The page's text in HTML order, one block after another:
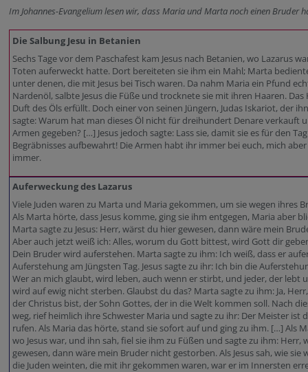
Im Johannes-Evangelium lesen wir, dass Maria und Marta noch einen Bruder
Die Salbung Jesu in Betanien
Sechs Tage vor dem Paschafest kam Jesus nach Betanien, wo Lazarus
Toten auferweckt hatte. Dort bereiteten sie ihm ein Mahl; Marta
unter denen, die mit Jesus bei Tisch waren. Da nahm Maria ein Pfund
Nardenöl, salbte Jesus die Füße und trocknete sie mit ihren Haaren.
Duft des Öls erfüllt. Doch einer von seinen Jüngern, Judas Iskariot, der
sagte: Warum hat man dieses Öl nicht für dreihundert Denare verkauft
Armen gegeben? […] Jesus jedoch sagte: Lass sie, damit sie es für den
Begräbnisses aufbewahrt! Die Armen habt ihr immer bei euch, mich
immer.
Auferweckung des Lazarus
Viele Juden waren zu Marta und Maria gekommen, um sie wegen ihres
Als Marta hörte, dass Jesus komme, ging sie ihm entgegen, Maria aber
Marta sagte zu Jesus: Herr, wärst du hier gewesen, dann wäre mein
Aber auch jetzt weiß ich: Alles, worum du Gott bittest, wird Gott dir
Dein Bruder wird auferstehen. Marta sagte zu ihm: Ich weiß, dass er
Auferstehung am Jüngsten Tag. Jesus sagte zu ihr: Ich bin die
Wer an mich glaubt, wird leben, auch wenn er stirbt, und jeder, der lebt
wird auf ewig nicht sterben. Glaubst du das? Marta sagte zu ihm: Ja,
der Christus bist, der Sohn Gottes, der in die Welt kommen soll. Nach
weg, rief heimlich ihre Schwester Maria und sagte zu ihr: Der Meister ist
rufen. Als Maria das hörte, stand sie sofort auf und ging zu ihm. […] Als
wo Jesus war, und ihn sah, fiel sie ihm zu Füßen und sagte zu ihm: Herr,
gewesen, dann wäre mein Bruder nicht gestorben. Als Jesus sah, wie sie
die Juden weinten, die mit ihr gekommen waren, war er im Innersten